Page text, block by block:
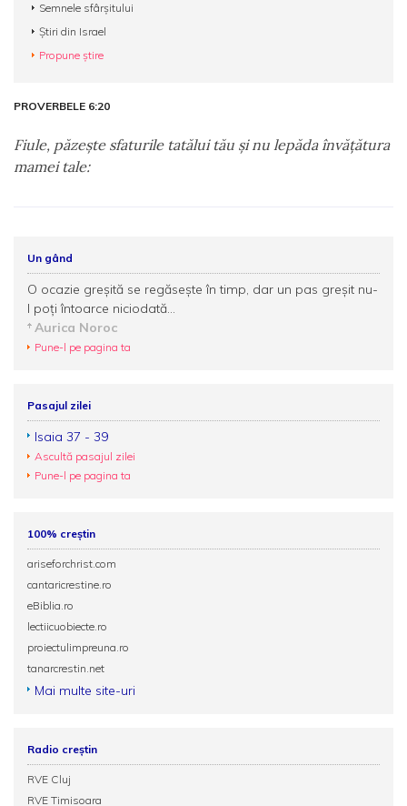
Semnele sfârșitului
Știri din Israel
Propune știre
PROVERBELE 6:20
Fiule, păzeşte sfaturile tatălui tău şi nu lepăda învăţătura
mamei tale:
Un gând
O ocazie greşită se regăseşte în timp, dar un pas greşit nu-
l poţi întoarce niciodată...
Aurica Noroc
Pune-l pe pagina ta
Pasajul zilei
Isaia 37 - 39
Ascultă pasajul zilei
Pune-l pe pagina ta
100% creștin
ariseforchrist.com
cantaricrestine.ro
eBiblia.ro
lectiicuobiecte.ro
proiectulimpreuna.ro
tanarcrestin.net
Mai multe site-uri
Radio creștin
RVE Cluj
RVE Timisoara